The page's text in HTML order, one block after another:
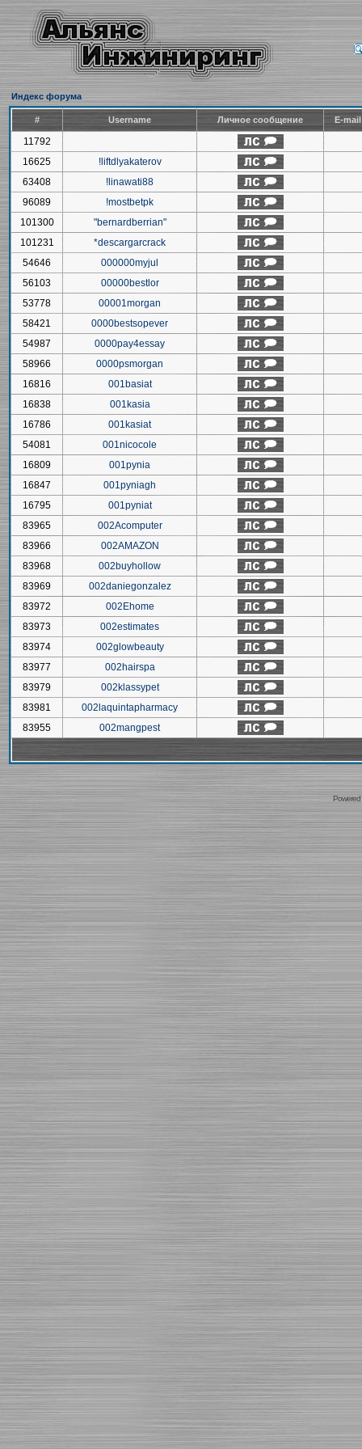
Индекс форума
# Username Личное сообщение E-
11792
16625
!liftdlyakaterov
63408
!linawati88
96089
!mostbetpk
101300
"bernardberrian"
101231
*descargarcrack
54646
000000myjul
56103
00000bestlor
53778
00001morgan
58421
0000bestsopever
54987
0000pay4essay
58966
0000psmorgan
16816
001basiat
16838
001kasia
16786
001kasiat
54081
001nicocole
16809
001pynia
16847
001pyniagh
16795
001pyniat
83965
002Acomputer
83966
002AMAZON
83968
002buyhollow
83969
002daniegonzalez
83972
002Ehome
83973
002estimates
83974
002glowbeauty
83977
002hairspa
83979
002klassypet
83981
002laquintapharmacy
83955
002mangpest